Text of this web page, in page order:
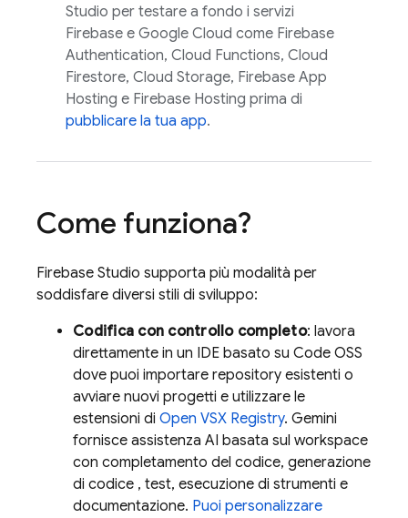
Studio per testare a fondo i servizi
Firebase e Google Cloud come Firebase
Authentication, Cloud Functions, Cloud
Firestore, Cloud Storage, Firebase App
Hosting e Firebase Hosting prima di
pubblicare la tua app.
Come funziona?
Firebase Studio supporta più modalità per
soddisfare diversi stili di sviluppo:
Codifica con controllo completo: lavora
direttamente in un IDE basato su Code OSS
dove puoi importare repository esistenti o
avviare nuovi progetti e utilizzare le
estensioni di Open VSX Registry. Gemini
fornisce assistenza AI basata sul workspace
con completamento del codice, generazione
di codice , test, esecuzione di strumenti e
documentazione. Puoi personalizzare